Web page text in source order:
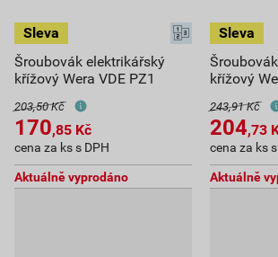
Šroubovák elektrikářský
křížový Wera VDE PZ1
203,50 Kč
170,85 Kč
cena za ks s DPH
Aktuálně vyprodáno
křížový
243,91 Kč
204,73
cena za ks
Aktuálně